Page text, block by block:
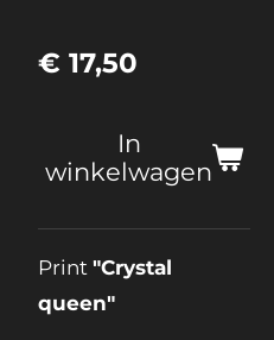
€ 17,50
In
winkelwagen
Print "Crystal
queen"